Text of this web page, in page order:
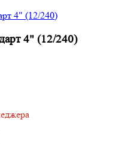
4" (12/240)